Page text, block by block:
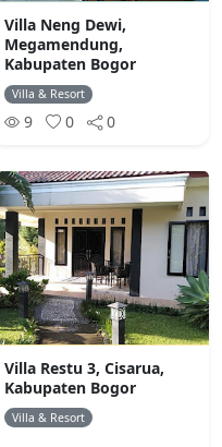
Villa Neng Dewi,
Megamendung,
Kabupaten Bogor
Villa & Resort
9 0 0
Villa Restu 3, Cisarua,
Kabupaten Bogor
Villa & Resort